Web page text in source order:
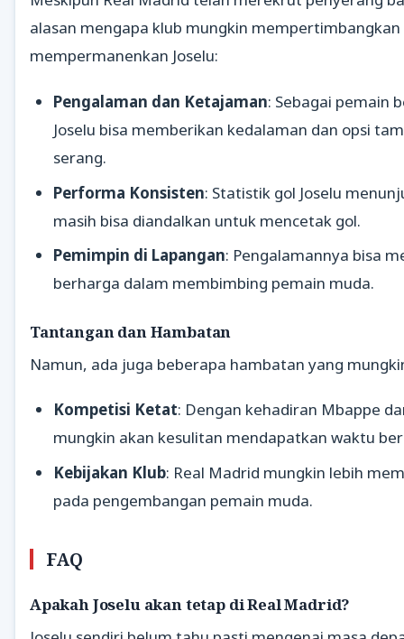
alasan mengapa klub mungkin
mempermanenkan Joselu:
Pengalaman dan Ketajaman: Sebagai pemain
Joselu bisa memberikan kedalaman dan opsi
serang.
Performa Konsisten: Statistik gol Joselu
masih bisa diandalkan untuk mencetak gol.
Pemimpin di Lapangan: Pengalamannya bisa
berharga dalam membimbing pemain muda.
Tantangan dan Hambatan
Namun, ada juga beberapa hambatan yang
Kompetisi Ketat: Dengan kehadiran Mbappe
mungkin akan kesulitan mendapatkan waktu
Kebijakan Klub: Real Madrid mungkin lebih
pada pengembangan pemain muda.
FAQ
Apakah Joselu akan tetap di Real Madrid?